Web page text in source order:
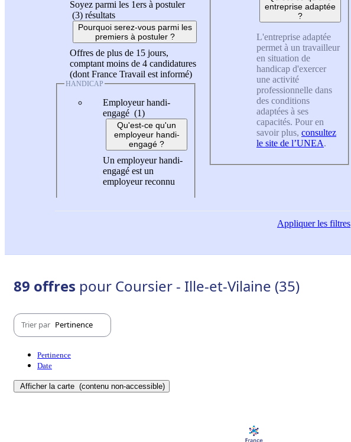
Soyez parmi les 1ers à postuler
(3) résultats
Pourquoi serez-vous parmi les
premiers à postuler ?
Offres de plus de 15 jours,
comptant moins de 4 candidatures
(dont France Travail est informé)
HANDICAP
Employeur handi-
engagé (1)
Qu'est-ce qu'un
employeur handi-
engagé ?
Un employeur handi-
engagé est un
employeur reconnu
entreprise adaptée
?
L'entreprise adaptée
permet à un travailleur
en situation de
handicap d'exercer
une activité
professionnelle dans
des conditions
adaptées à ses
capacités. Pour en
savoir plus, consultez
le site de l’UNEA.
Appliquerles filtres
89 offres pour Coursier - Ille-et-Vilaine (35)
Trier par Pertinence
Pertinence
Date
Afficher la carte (contenu non-accessible)